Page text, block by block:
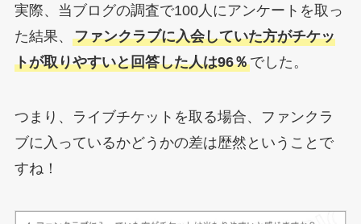
実際、当ブログの調査で100人にアンケートを取っ
た結果、 ファンクラブに入会していた方がチケッ
トが取りやすいと回答した人は96％でした。
つまり、ライブチケットを取る場合、ファンクラ
ブに入っているかどうかの差は歴然ということで
すね！